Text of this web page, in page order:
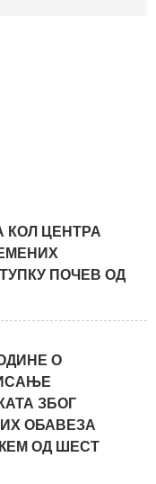
ЦЕНТРА
ПОЧЕВ ОД
О
ЗБОГ
ОБАВЕЗА
ОД ШЕСТ